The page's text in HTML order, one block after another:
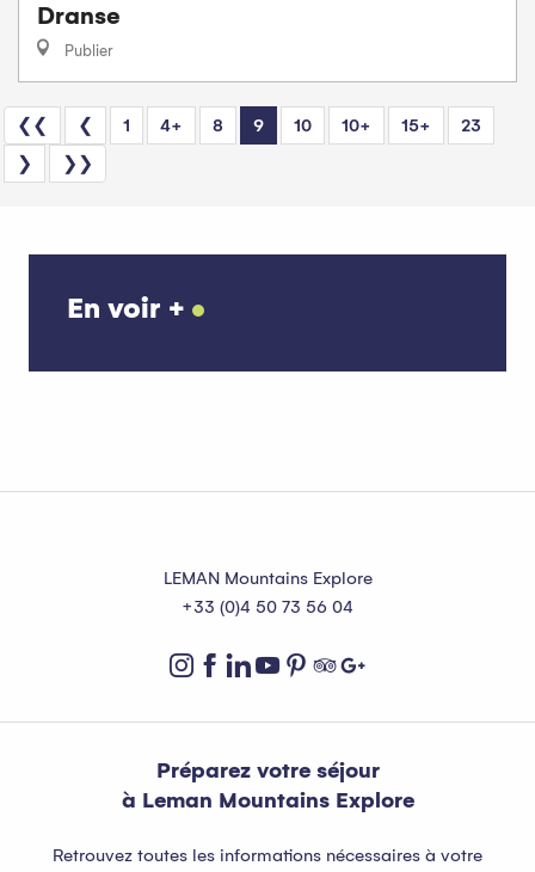
Dranse
Publier
❮❮ ❮ 1 4+ 8 9 10 10+ 15+
23
❯
❯❯
En voir +
LEMAN Mountains Explore
+33 (0)4 50 73 56 04
Préparez votre séjour
à Leman Mountains Explore
Retrouvez toutes les informations nécessaires à votre